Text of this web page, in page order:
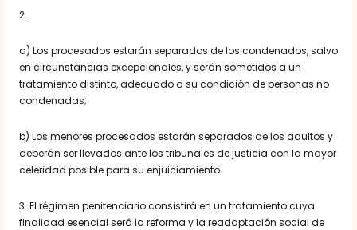
2.
a) Los procesados estarán separados de los condenados, salvo
en circunstancias excepcionales, y serán sometidos a un
tratamiento distinto, adecuado a su condición de personas no
condenadas;
b) Los menores procesados estarán separados de los adultos y
deberán ser llevados ante los tribunales de justicia con la mayor
celeridad posible para su enjuiciamiento.
3. El régimen penitenciario consistirá en un tratamiento cuya
finalidad esencial será la reforma y la readaptación social de